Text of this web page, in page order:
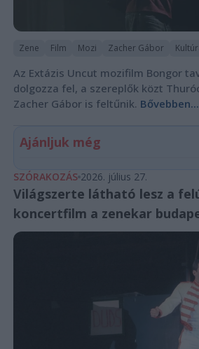
Zene Film Mozi Zacher Gábor
Az Extázis Uncut mozifilm Bongor
dolgozza fel, a szereplők közt
Zacher Gábor is feltűnik. Bővebben...
Ajánljuk még
SZÓRAKOZÁS 2026. július 27.
Világszerte látható lesz a
koncertfilm a zenekar